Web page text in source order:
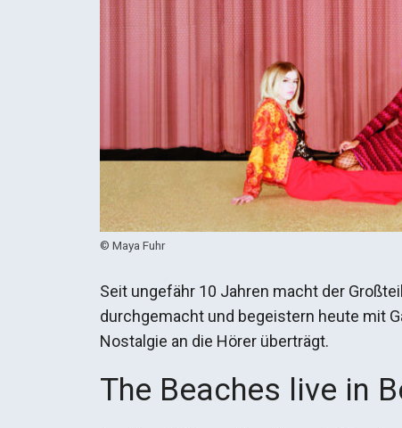
© Maya Fuhr
Seit ungefähr 10 Jahren macht der
durchgemacht und begeistern heute mit
Nostalgie an die Hörer überträgt.
The Beaches live in